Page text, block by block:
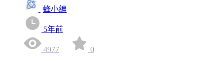
蜂小编
5年前
4977 0